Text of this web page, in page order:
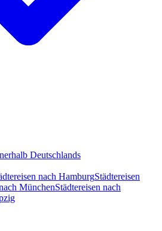
Deutschlands
nach HamburgStädtereisen
MünchenStädtereisen nach